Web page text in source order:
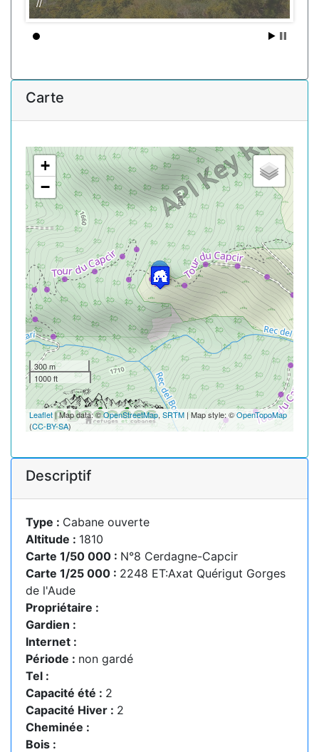
//
Carte
+
−
300 m
1000 ft
Leaflet| Map data: ©OpenStreetMap, SRTM | Map style: ©OpenTopoMap
(CC-BY-SA)
Descriptif
Type : Cabane ouverte
Altitude : 1810
Carte 1/50 000 : N°8 Cerdagne-Capcir
Carte 1/25 000 : 2248 ET:Axat Quérigut Gorges
de l'Aude
Propriétaire :
Gardien :
Internet :
Période : non gardé
Tel :
Capacité été : 2
Capacité Hiver : 2
Cheminée :
Bois :